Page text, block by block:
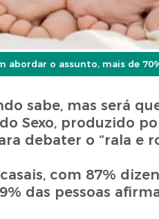
abordar o assunto, mais de
sabe, mas será
Sexo, produzido
debater o “rala e
com 87%
das pessoas